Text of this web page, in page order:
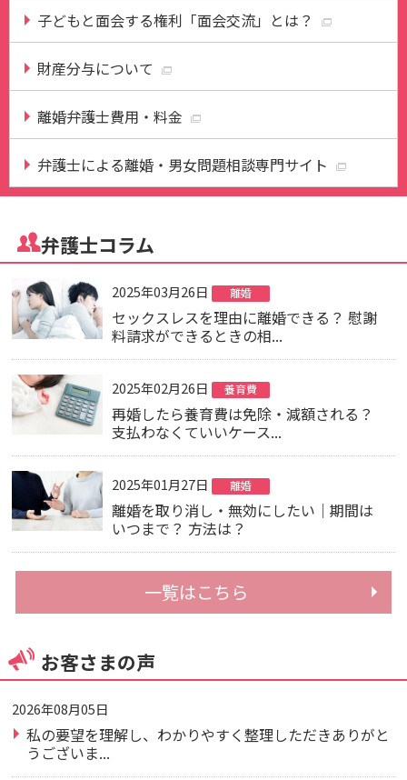
子どもと面会する権利「面会交流」とは？
財産分与について
離婚弁護士費用・料金
弁護士による離婚・男女問題相談専門サイト
弁護士コラム
2025年03月26日 離婚
セックスレスを理由に離婚できる？ 慰謝
料請求ができるときの相...
2025年02月26日 養育費
再婚したら養育費は免除・減額される？
支払わなくていいケース...
2025年01月27日 離婚
離婚を取り消し・無効にしたい｜期間は
いつまで？ 方法は？
一覧はこちら
お客さまの声
2026年08月05日
私の要望を理解し、わかりやすく整理しただきありがと
うございま...